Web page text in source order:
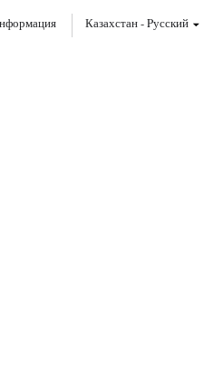
Казахстан-Pусский